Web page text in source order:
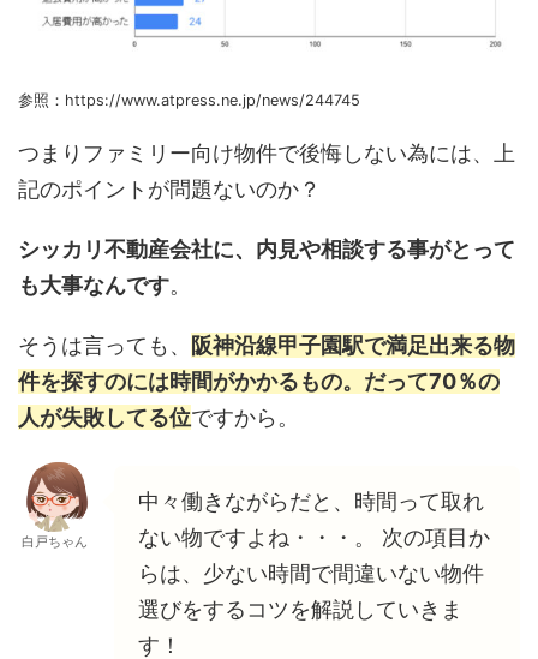
参照：https://www.atpress.ne.jp/news/244745
つまりファミリー向け物件で後悔しない為には、上
記のポイントが問題ないのか？
シッカリ不動産会社に、内見や相談する事がとって
も大事なんです。
そうは言っても、 阪神沿線甲子園駅で満足出来る物
件を探すのには時間がかかるもの。だって70％の
人が失敗してる位ですから。
白戸ちゃん
中々働きながらだと、時間って取れ
ない物ですよね・・・。 次の項目か
らは、少ない時間で間違いない物件
選びをするコツを解説していきま
す！